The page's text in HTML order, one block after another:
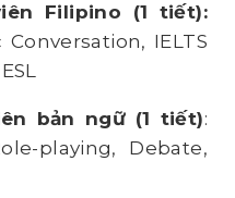
Filipino (1 tiết):
IELTS
bản ngữ (1 tiết):
playing, Debate,